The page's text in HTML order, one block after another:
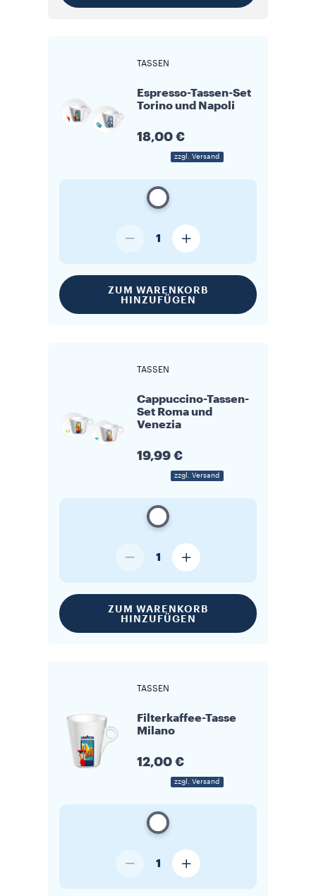
TASSEN
Espresso-Tassen-Set
Torino und Napoli
18,00 €
zzgl. Versand
1
ZUM WARENKORB
HINZUFÜGEN
TASSEN
Cappuccino-Tassen-
Set Roma und
Venezia
19,99 €
zzgl. Versand
1
ZUM WARENKORB
HINZUFÜGEN
TASSEN
Filterkaffee-Tasse
Milano
12,00 €
zzgl. Versand
1